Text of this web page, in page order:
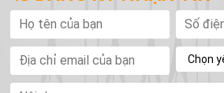
tên
của
bạn
Địa
chỉ
email
của